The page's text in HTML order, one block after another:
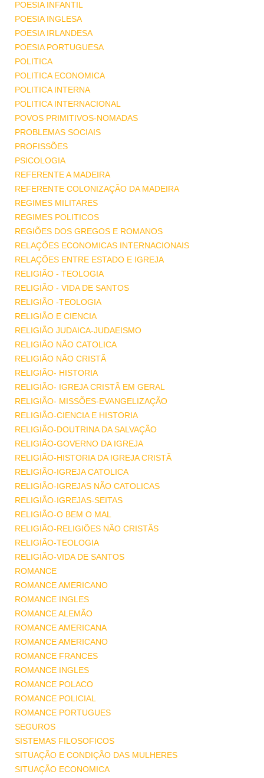
POESIA INFANTIL
POESIA INGLESA
POESIA IRLANDESA
POESIA PORTUGUESA
POLITICA
POLITICA ECONOMICA
POLITICA INTERNA
POLITICA INTERNACIONAL
POVOS PRIMITIVOS-NOMADAS
PROBLEMAS SOCIAIS
PROFISSÕES
PSICOLOGIA
REFERENTE A MADEIRA
REFERENTE COLONIZAÇÃO DA MADEIRA
REGIMES MILITARES
REGIMES POLITICOS
REGIÕES DOS GREGOS E ROMANOS
RELAÇÕES ECONOMICAS INTERNACIONAIS
RELAÇÕES ENTRE ESTADO E IGREJA
RELIGIÃO - TEOLOGIA
RELIGIÃO - VIDA DE SANTOS
RELIGIÃO -TEOLOGIA
RELIGIÃO E CIENCIA
RELIGIÃO JUDAICA-JUDAEISMO
RELIGIÃO NÃO CATOLICA
RELIGIÃO NÃO CRISTÃ
RELIGIÃO- HISTORIA
RELIGIÃO- IGREJA CRISTÃ EM GERAL
RELIGIÃO- MISSÕES-EVANGELIZAÇÃO
RELIGIÃO-CIENCIA E HISTORIA
RELIGIÃO-DOUTRINA DA SALVAÇÃO
RELIGIÃO-GOVERNO DA IGREJA
RELIGIÃO-HISTORIA DA IGREJA CRISTÃ
RELIGIÃO-IGREJA CATOLICA
RELIGIÃO-IGREJAS NÃO CATOLICAS
RELIGIÃO-IGREJAS-SEITAS
RELIGIÃO-O BEM O MAL
RELIGIÃO-RELIGIÕES NÃO CRISTÃS
RELIGIÃO-TEOLOGIA
RELIGIÃO-VIDA DE SANTOS
ROMANCE
ROMANCE AMERICANO
ROMANCE INGLES
ROMANCE ALEMÃO
ROMANCE AMERICANA
ROMANCE AMERICANO
ROMANCE FRANCES
ROMANCE INGLES
ROMANCE POLACO
ROMANCE POLICIAL
ROMANCE PORTUGUES
SEGUROS
SISTEMAS FILOSOFICOS
SITUAÇÃO E CONDIÇÃO DAS MULHERES
SITUAÇÃO ECONOMICA